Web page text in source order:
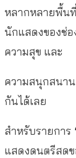
หลากหลายพื้น
นักแสดงของช่
ความสุข และ
ความสนุกสนา
กันได้เลย
สำหรับรายการ
แสดงดนตรีสด